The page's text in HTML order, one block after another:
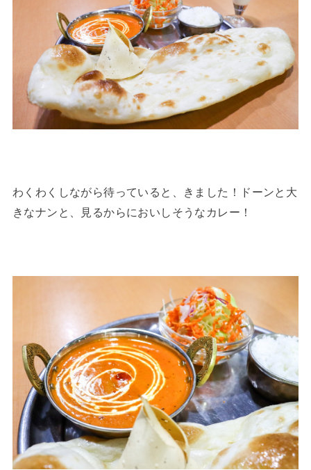
わくわくしながら待っていると、きました！ドーンと大
きなナンと、見るからにおいしそうなカレー！